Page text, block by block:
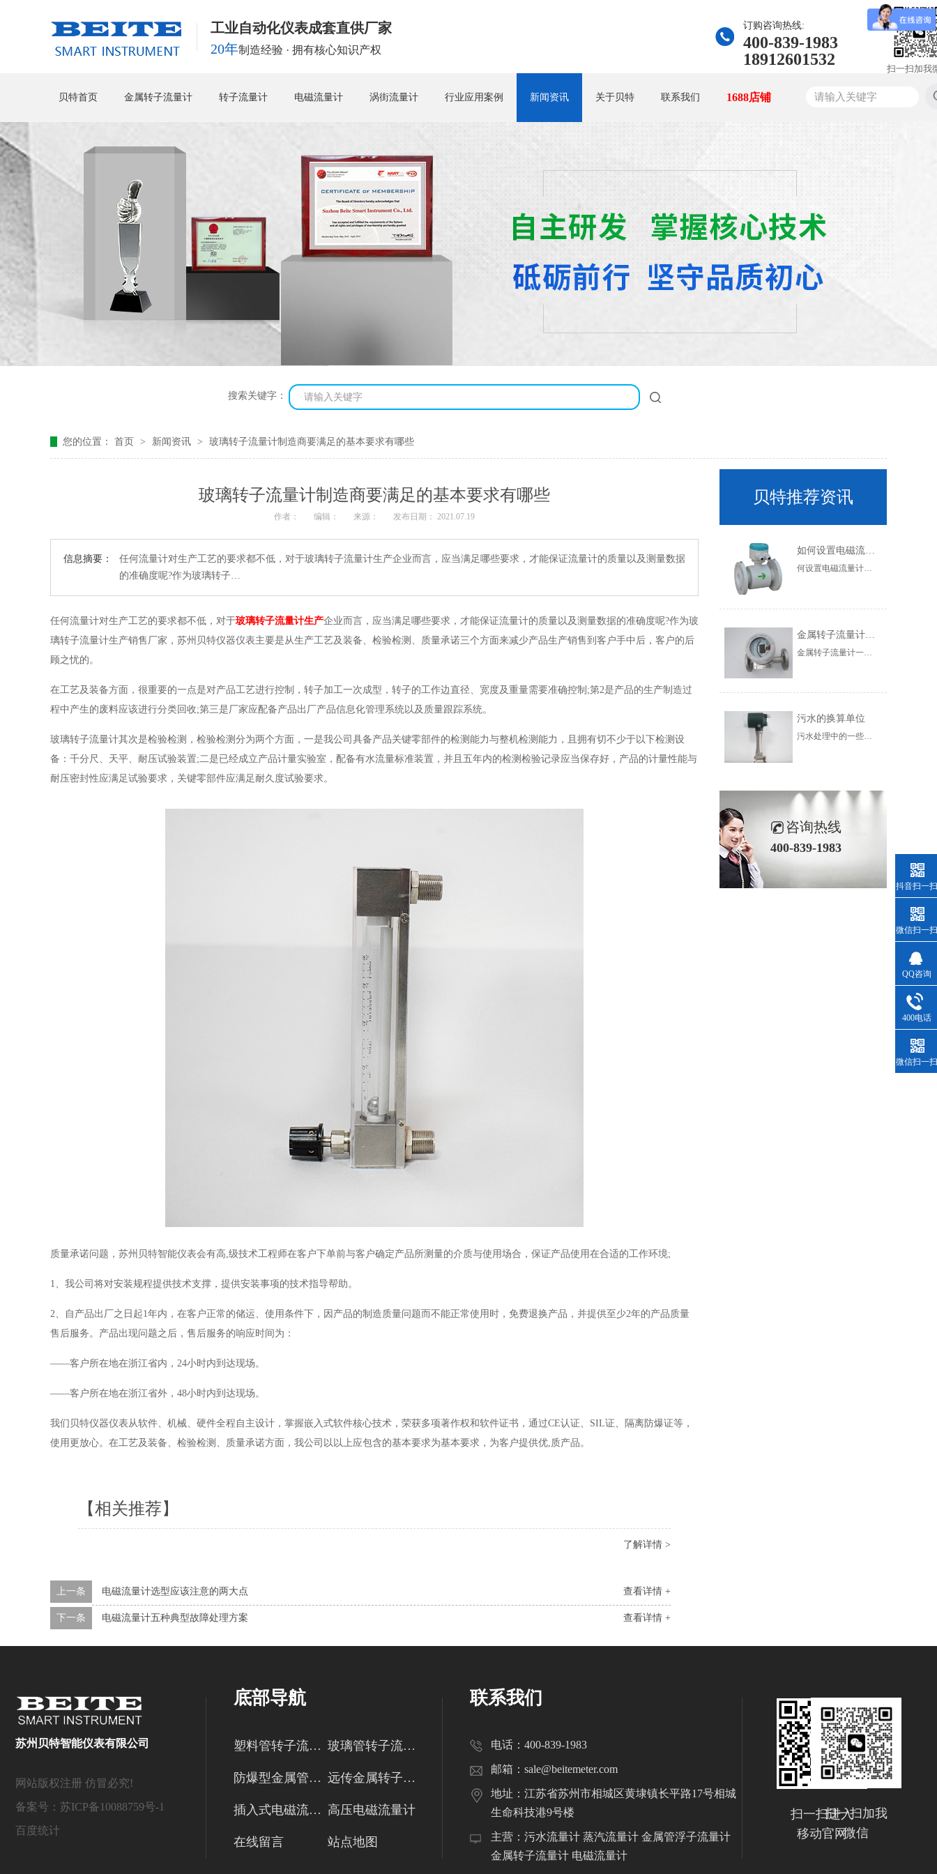
工业自动化仪表成套直供厂家
20年制造经验 · 拥有核心知识产权
扫一扫加我
订购咨询热线:
400-839-1983
18912601532
贝特首页 金属转子流量计 转子流量计 电磁流量计 涡街流量计 行业应用案例 新闻资讯 关于贝特 联系我们 1688店铺
搜索关键字：
您的位置： 首页 > 新闻资讯 > 玻璃转子流量计制造商要满足的基本要求有哪些
玻璃转子流量计制造商要满足的基本要求有哪些
作者： 编辑： 来源： 发布日期： 2021.07.19
信息摘要：
任何流量计对生产工艺的要求都不低，对于玻璃转子流量计生产企业而言，应当满足哪些要求，才能保证流量计的质量以及测量数据
的准确度呢?作为玻璃转子…
任何流量计对生产工艺的要求都不低，对于玻璃转子流量计生产企业而言，应当满足哪些要求，才能保证流量计的质量以及测量数据的准确度呢?作为玻
璃转子流量计生产销售厂家，苏州贝特仪器仪表主要是从生产工艺及装备、检验检测、质量承诺三个方面来减少产品生产销售到客户手中后，客户的后
顾之忧的。
在工艺及装备方面，很重要的一点是对产品工艺进行控制，转子加工一次成型，转子的工作边直径、宽度及重量需要准确控制;第2是产品的生产制造过
程中产生的废料应该进行分类回收;第三是厂家应配备产品出厂产品信息化管理系统以及质量跟踪系统。
玻璃转子流量计其次是检验检测，检验检测分为两个方面，一是我公司具备产品关键零部件的检测能力与整机检测能力，且拥有切不少于以下检测设
备：千分尺、天平、耐压试验装置;二是已经成立产品计量实验室，配备有水流量标准装置，并且五年内的检测检验记录应当保存好，产品的计量性能与
耐压密封性应满足试验要求，关键零部件应满足耐久度试验要求。
质量承诺问题，苏州贝特智能仪表会有高,级技术工程师在客户下单前与客户确定产品所测量的介质与使用场合，保证产品使用在合适的工作环境;
1、我公司将对安装规程提供技术支撑，提供安装事项的技术指导帮助。
2、自产品出厂之日起1年内，在客户正常的储运、使用条件下，因产品的制造质量问题而不能正常使用时，免费退换产品，并提供至少2年的产品质量
售后服务。产品出现问题之后，售后服务的响应时间为：
——客户所在地在浙江省内，24小时内到达现场。
——客户所在地在浙江省外，48小时内到达现场。
我们贝特仪器仪表从软件、机械、硬件全程自主设计，掌握嵌入式软件核心技术，荣获多项著作权和软件证书，通过CE认证、SIL证、隔离防爆证等，
使用更放心。在工艺及装备、检验检测、质量承诺方面，我公司以以上应包含的基本要求为基本要求，为客户提供优,质产品。
【相关推荐】
了解详情 >
查看详情 +
上一条 电磁流量计选型应该注意的两大点
查看详情 +
下一条 电磁流量计五种典型故障处理方案
贝特推荐资讯
如何设置电磁流量计的参数？
何设置电磁流量计的参数？通常需要设置电磁流量计的参数，但很多人不知道如何设置电磁流量计的参数。现在让我们简要介绍一下如何设置电磁流量计的参数。一般参数设置在一定范围内，不同厂家有一定差异，以产品说明书为准，电磁流量计传感器实时测量流体电阻值。管道是否处于全管状态，因此空管测量值为连续值。虽然不同的流体有不同的电阻值来确定流量计管道是否处于全管状态，但它是空管测量值的连续值。虽然不同的流体有不同的电阻值，但只要流体处于满管状态，其电阻值就是稳定的
污水的换算单位
污水处理中的一些计算并不是非常复杂和相对简单，但是烦人的是单位的转换和十六进制的变化。在介绍水处理计算之前，我们首先对污水处理中的单元进行介绍。在未来的计算中，需要对使用单位进行大量的转换，因此非常有必要彻底了解水处理中的单位
咨询热线
400-839-1983
苏州贝特智能仪表有限公司
网站版权注册 仿冒必究!
备案号： 苏ICP备10088759号-1
百度统计
底部导航
塑料管转子流量计 玻璃管转子流量计
防爆型金属管转子流量计 远传金属转子流量计
插入式电磁流量计 高压电磁流量计
在线留言 站点地图
联系我们
电话：400-839-1983
邮箱：sale@beitemeter.com
地址：江苏省苏州市相城区黄埭镇长平路17号相城
生命科技港9号楼
主营：污水流量计 蒸汽流量计 金属管浮子流量计
金属转子流量计 电磁流量计
扫一扫进入
移动官网
扫一扫加我
微信
抖音扫一扫
微信扫一扫
QQ咨询
400电话
微信扫一扫